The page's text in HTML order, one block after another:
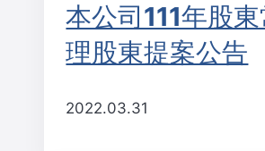
本公司111年股
理股東提案公告
2022.03.31